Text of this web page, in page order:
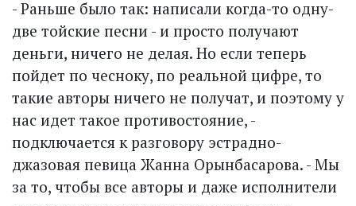
- Раньше было так: написали когда-то одну-
две тойские песни - и просто получают
деньги, ничего не делая. Но если теперь
пойдет по чесноку, по реальной цифре, то
такие авторы ничего не получат, и поэтому у
нас идет такое противостояние, -
подключается к разговору эстрадно-
джазовая певица Жанна Орынбасарова. - Мы
за то, чтобы все авторы и даже исполнители